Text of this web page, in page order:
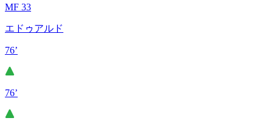
MF 33
エドゥアルド
76’
76’